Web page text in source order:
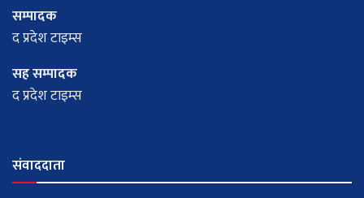
सम्पादक
द प्रदेश टाइम्स
सह सम्पादक
द प्रदेश टाइम्स
संवाददाता